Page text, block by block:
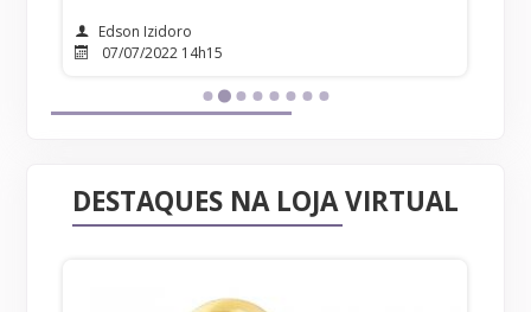
Edson Izidoro
07/07/2022 14h15
DESTAQUES NA LOJA VIRTUAL